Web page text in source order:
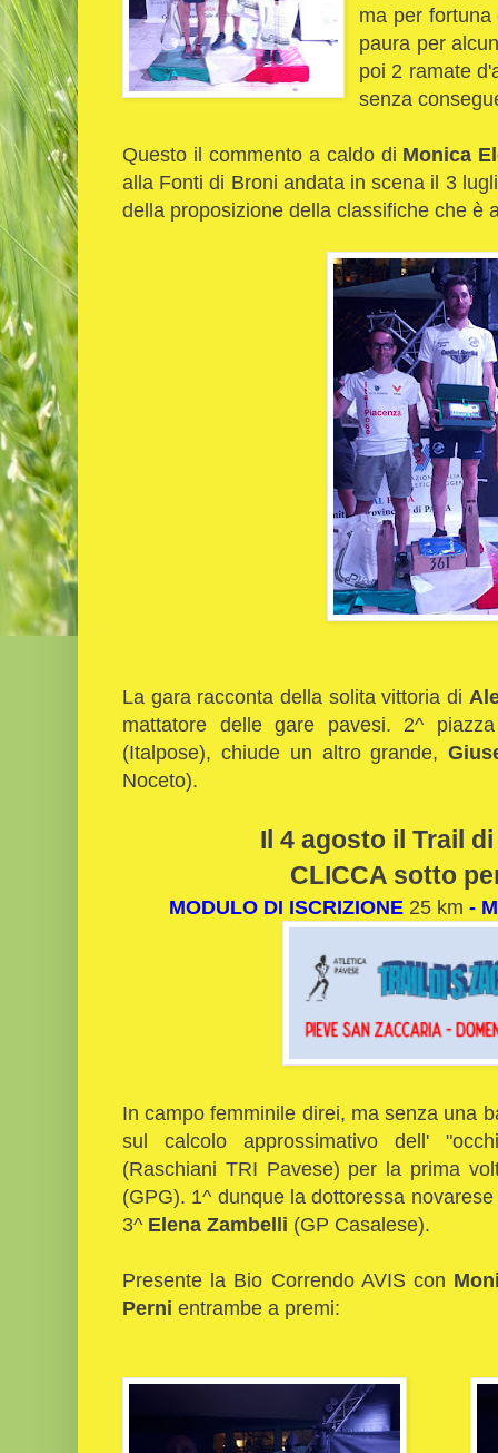
ma per
paura per
poi 2 ramate
senza
Questo il commento a caldo di Monica
alla Fonti di Broni andata in scena il 3
della proposizione della classifiche che è
La gara racconta della solita vittoria di
mattatore delle gare pavesi. 2^
(Italpose), chiude un altro grande,
Noceto).
Il 4 agosto il Trail
CLICCA sotto
MODULO DI ISCRIZIONE 25 km -
In campo femminile direi, ma senza una
sul calcolo approssimativo dell'
(Raschiani TRI Pavese) per la prima
(GPG). 1^ dunque la dottoressa
3^ Elena Zambelli (GP Casalese).
Presente la Bio Correndo AVIS con
Perni entrambe a premi: